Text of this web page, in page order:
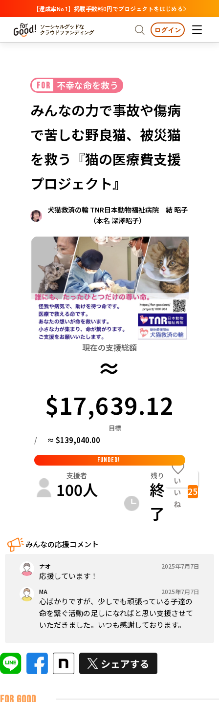
【達成率No.1】掲載手数料0円でプロジェクトをはじめる
ソーシャルグッドな
クラウドファンディング
プロジェクトからさがす
カテゴリーからさがす 国際協力
医療・福祉
人権・マイノリティ
関東
近畿
四国
九州・沖縄
注目 新着
支援金額が多い
支援人数が多い
終了日が近い
カテゴリーからさがす
国際協力 医療・福祉
子ども・教育
環境・エシカル
人権・マイノリティ
社会貢献
地域からさがす
北海道 青森 岩手 宮城 秋田 山形
茨城 栃木 群馬 埼玉 千葉 東京
富山 石川 福井 山梨 長野
三重 滋賀 京都 大阪 兵庫 奈良
島根 岡山 広島 山口
愛媛 高知
熊本
ログイン
FOR 不幸な命を救う
みんなの力で事故や傷病
で苦しむ野良猫、被災猫
を救う『猫の医療費支援
プロジェクト』
犬猫救済の輪 TNR日本動物福祉病院 結 昭子
（本名 深澤昭子）
現在の支援総額
≈
$17,639.12
目標
/ ≈ $139,040.00
FUNDED!
支援者
100人
残り
終
了
い
い
ね
25
みんなの応援コメント
ナオ 2025年7月7日
応援しています！
MA 2025年7月7日
心ばかりですが、少しでも頑張っている子達の
命を繋ぐ活動の足しになればと思い支援させて
いただきました。いつも感謝しております。